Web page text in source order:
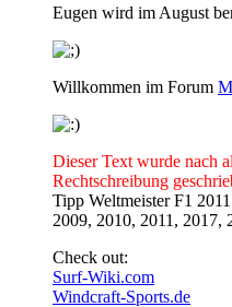
Eugen wird im August
Willkommen im Forum
Dieser Text wurde nach
Rechtschreibung
Tipp Weltmeister F1
2009, 2010, 2011, 2017,
Check out:
Surf-Wiki.com
Windcraft-Sports.de